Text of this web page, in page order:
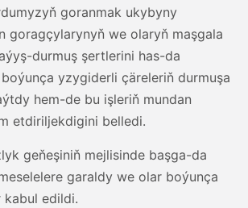
goranmak ukybyny
goragçylarynyň we olaryň maşgala
durmuş şertlerini has-da
yzygiderli çäreleriň durmuşa
hem-de bu işleriň mundan
etdiriljekdigini belledi.
geňeşiniň mejlisinde başga-da
garaldy we olar boýunça
edildi.